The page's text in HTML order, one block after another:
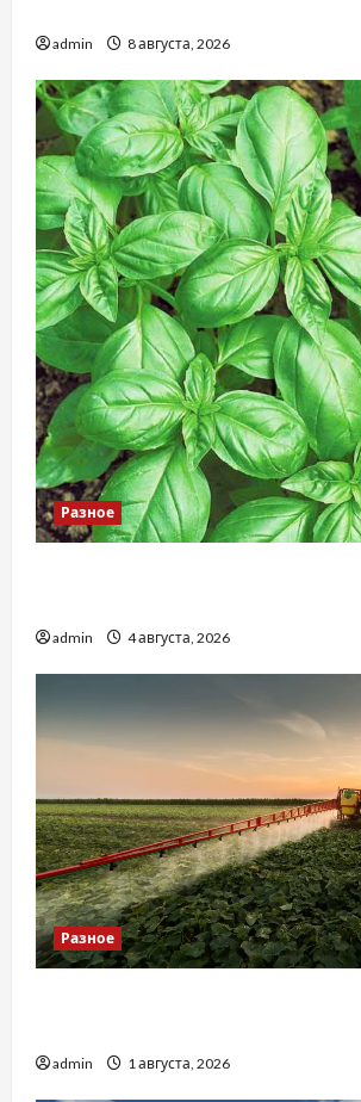
admin 8 августа, 2026
Разное
admin 4 августа, 2026
Разное
admin 1 августа, 2026